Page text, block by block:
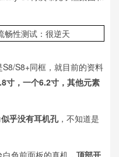
S8+同框，就目前的资料
寸，一个6.2寸，其他元素
乎没有耳机孔，不知道是
色前面板的真机， 顶部开